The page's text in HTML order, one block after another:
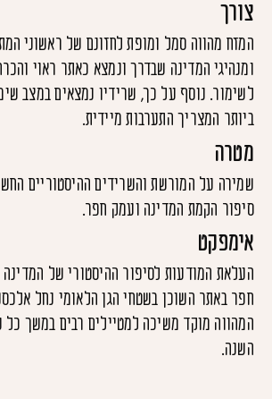
צורך
המזח מהווה סמל ומופת לחזונם של ראשוני
ומנהיגי המדינה שבדרך ונמצא כאתר ראוי
לשימור. נוסף על כך, שרידיו נמצאים במצב
ביותר המצריך התערבות מיידית.
מטרה
שמירה על המורשת והשרידים ההיסטוריים
סיפור הקמת המדינה ועמק חפר.
אימפקט
העלאת המודעות לסיפור ההיסטורי של
חפר באתר השוכן בשטחי הגן הלאומי נחל
המהווה מוקד משיכה למטיילים רבים במשך כל
השנה.